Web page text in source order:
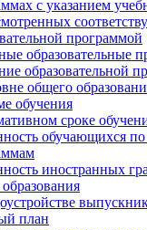
с указанием
программой
образовательные
образовательной
общего
обучения
сроке
обучающихся
иностранных
план